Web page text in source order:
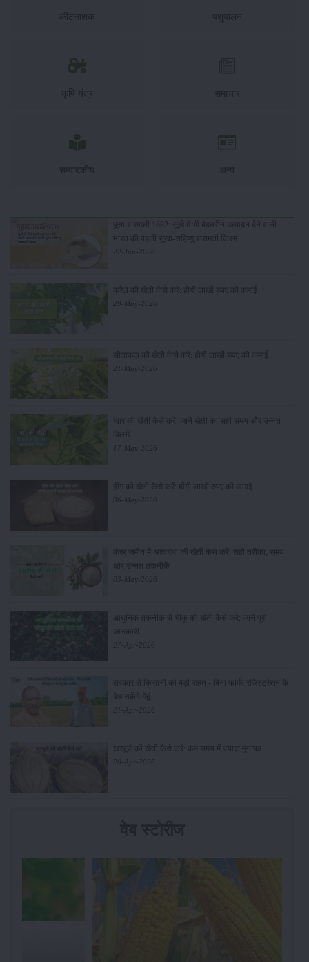
कीटनाशक पशुपालन
कृषि यंत्र समाचार
सम्पादकीय अन्य
पूसा बासमती 1882: सूखे में भी बेहतरीन उत्पादन देने वाली
भारत की पहली सूखा-सहिष्णु बासमती किस्म
22-Jun-2026
करेले की खेती कैसे करें: होगी लाखों रुपए की कमाई
29-May-2026
सीताफल की खेती कैसे करें: होगी लाखों रुपए की कमाई
21-May-2026
ग्वार की खेती कैसे करें: जानें खेती का सही समय और उन्नत
किस्में
17-May-2026
हींग की खेती कैसे करें: होंगी लाखों रुपए की कमाई
06-May-2026
बंजर जमीन में अश्वगंधा की खेती कैसे करें: सही तरीका, समय
और उन्नत तकनीकें
03-May-2026
आधुनिक तकनीक से चीकू की खेती कैसे करें: जानें पूरी
जानकारी
27-Apr-2026
सरकार से किसानों को बड़ी राहत - बिना फार्मर रजिस्ट्रेशन के
बेच सकेंगे गेहूं
21-Apr-2026
खरबूजे की खेती कैसे करें: कम समय में ज्यादा मुनाफा
20-Apr-2026